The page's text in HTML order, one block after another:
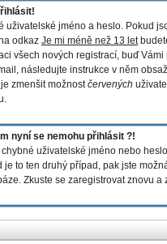
uživatelské jméno a heslo. Pokud
odkaz Je mi méně než 13 let
všech nových registrací, buď
následujte instrukce v něm
zmenšit možnostčervených
nyní se nemohu přihlásit ?!
uživatelské jméno nebo
to ten druhý případ, pak jste
Zkuste se zaregistrovat znovu a